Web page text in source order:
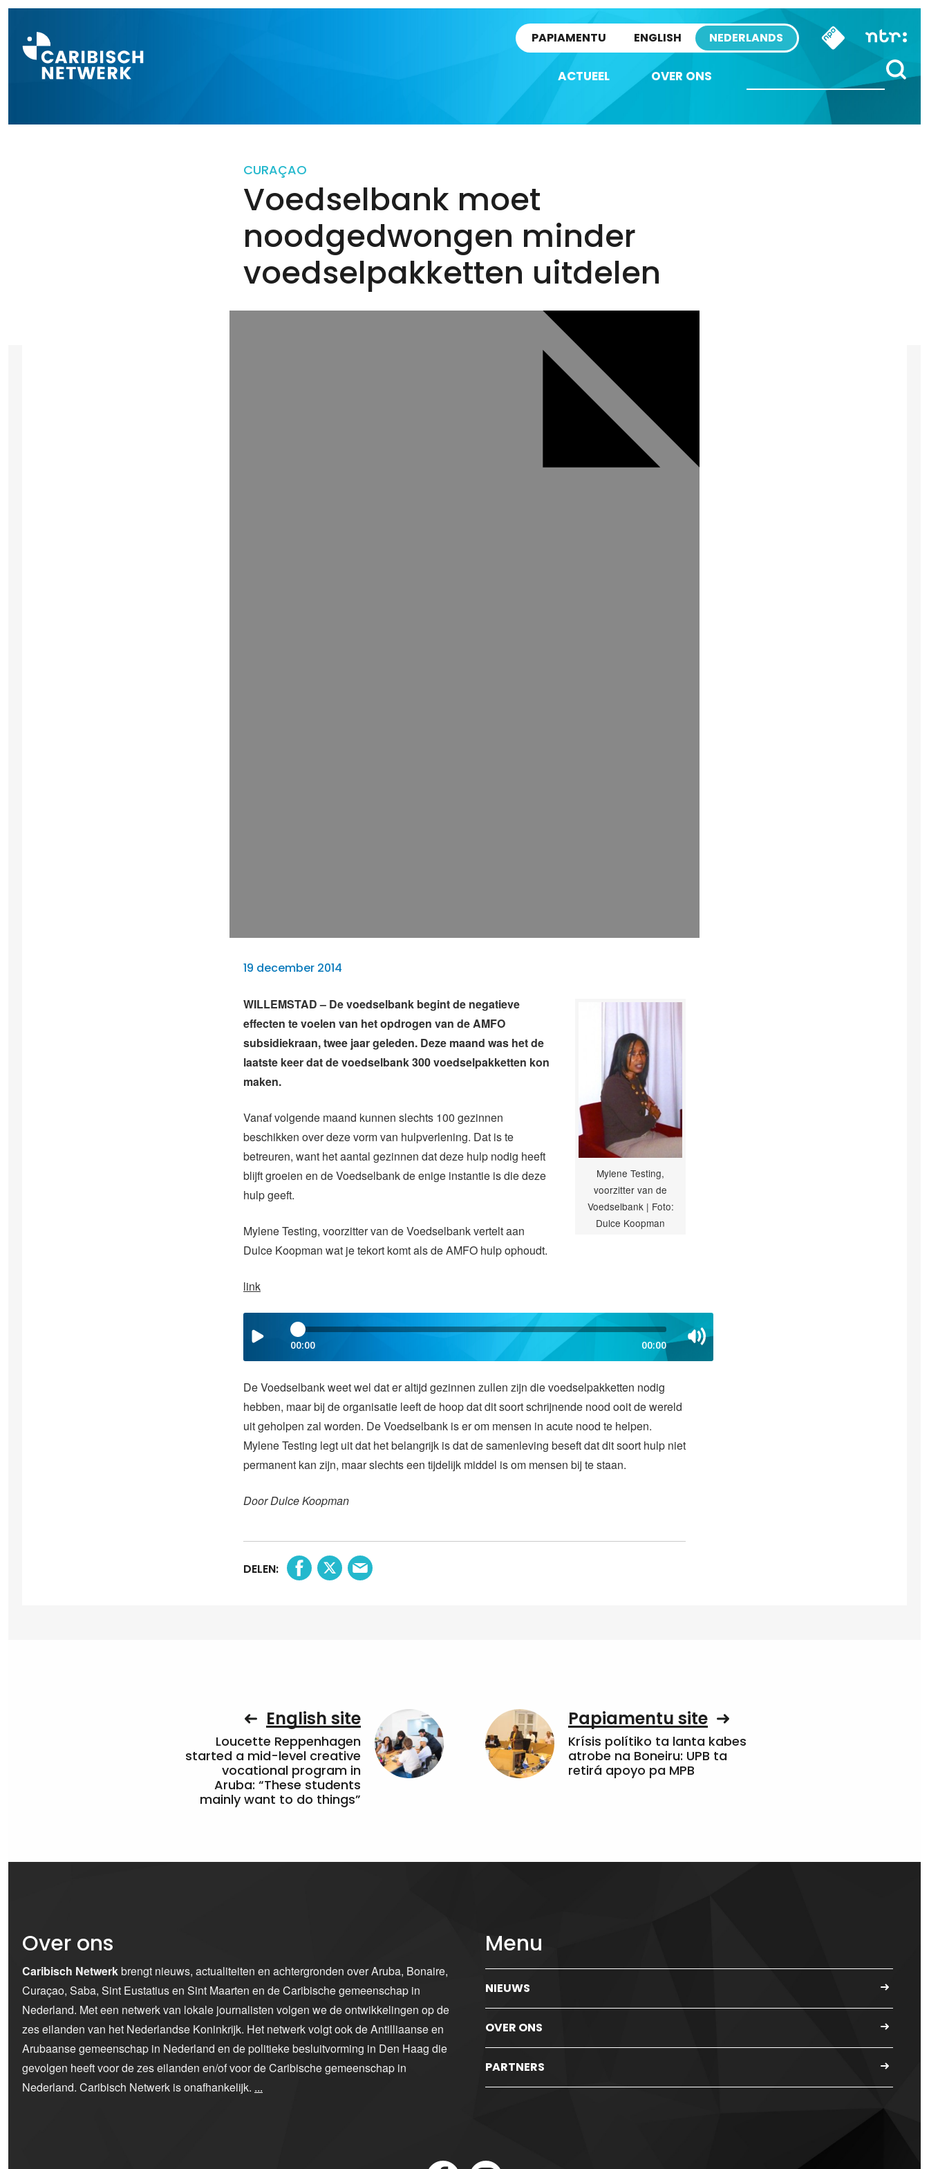
PAPIAMENTU ENGLISH NEDERLANDS
ACTUEEL OVER ONS
CURAÇAO
Voedselbank moet
noodgedwongen minder
voedselpakketten uitdelen
19 december 2014
Mylene Testing,
voorzitter van de
Voedselbank | Foto:
Dulce Koopman
WILLEMSTAD – De voedselbank begint de negatieve
effecten te voelen van het opdrogen van de AMFO
subsidiekraan, twee jaar geleden. Deze maand was het de
laatste keer dat de voedselbank 300 voedselpakketten kon
maken.
Vanaf volgende maand kunnen slechts 100 gezinnen
beschikken over deze vorm van hulpverlening. Dat is te
betreuren, want het aantal gezinnen dat deze hulp nodig heeft
blijft groeien en de Voedselbank de enige instantie is die deze
hulp geeft.
Mylene Testing, voorzitter van de Voedselbank vertelt aan
Dulce Koopman wat je tekort komt als de AMFO hulp ophoudt.
link
00:00 00:00
De Voedselbank weet wel dat er altijd gezinnen zullen zijn die voedselpakketten nodig
hebben, maar bij de organisatie leeft de hoop dat dit soort schrijnende nood ooit de wereld
uit geholpen zal worden. De Voedselbank is er om mensen in acute nood te helpen.
Mylene Testing legt uit dat het belangrijk is dat de samenleving beseft dat dit soort hulp niet
permanent kan zijn, maar slechts een tijdelijk middel is om mensen bij te staan.
Door Dulce Koopman
DELEN:
English site
Loucette Reppenhagen
started a mid-level creative
vocational program in
Aruba: “These students
mainly want to do things”
Papiamentu site
Krísis polítiko ta lanta kabes
atrobe na Boneiru: UPB ta
retirá apoyo pa MPB
Over ons
Caribisch Netwerkbrengt nieuws, actualiteiten en achtergronden over Aruba, Bonaire,
Curaçao, Saba, Sint Eustatius en Sint Maarten en de Caribische gemeenschap in
Nederland. Met een netwerk van lokale journalisten volgen we de ontwikkelingen op de
zes eilanden van het Nederlandse Koninkrijk. Het netwerk volgt ook de Antilliaanse en
Arubaanse gemeenschap in Nederland en de politieke besluitvorming in Den Haag die
gevolgen heeft voor de zes eilanden en/of voor de Caribische gemeenschap in
Nederland. Caribisch Netwerk is onafhankelijk. ...
Menu
NIEUWS
OVER ONS
PARTNERS